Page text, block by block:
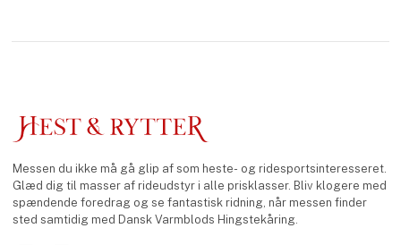
Messen du ikke må gå glip af som heste- og ridesportsinteresseret.
Glæd dig til masser af rideudstyr i alle prisklasser. Bliv klogere med
spændende foredrag og se fantastisk ridning, når messen finder
sted samtidig med Dansk Varmblods Hingstekåring.